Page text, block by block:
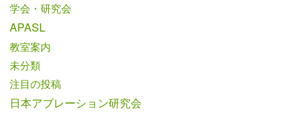
学会・研究会
APASL
教室案内
未分類
注目の投稿
日本アブレーション研究会